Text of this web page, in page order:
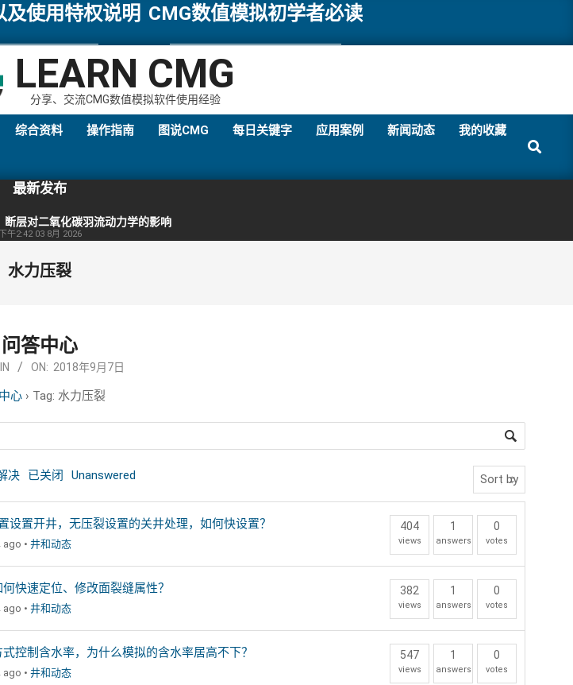
使用特权说明 CMG数值模拟初学者必读
LEARN CMG
分享、交流CMG数值模拟软件使用经验
Menu
综合资料 操作指南 图说CMG 每日关键字 应用案例 新闻动态 我的收藏
Search
最新发布
断层对二氧化碳羽流动力学的影响
午2:42 03 8月 2026
水力压裂
问答中心
ON: 2018年9月7日
心› Tag: 水力压裂
决 已关闭 Unanswered
置开井，无压裂设置的关井处理，如何快设置？
ago • 井和动态
404
views
1
answers
0
votes
快速定位、修改面裂缝属性？
ago • 井和动态
382
views
1
answers
0
votes
控制含水率，为什么模拟的含水率居高不下？
ago • 井和动态
547
views
1
answers
0
votes